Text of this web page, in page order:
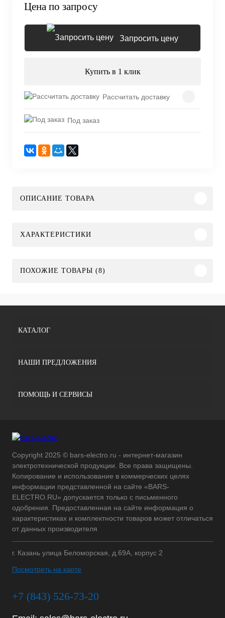
Цена по запросу
Запросить цену
Купить в 1 клик
Рассчитать доставку
Под заказ
ОПИСАНИЕ ТОВАРА
ХАРАКТЕРИСТИКИ
ПОХОЖИЕ ТОВАРЫ (8)
КАТАЛОГ
НАШИ ПРЕДЛОЖЕНИЯ
ПОМОЩЬ И СЕРВИСЫ
Copyright 2025 © bars-electro.ru - интернет-магазин
электротехнической продукции. Все права защищены.
Копирование и использование в коммерческих целях
информации представленной на сайте «BARS-
ELECTRO.RU» допускается только с письменного
одобрения. Предоставленная на сайте информация о
характеристиках и комплектности товаров может отличаться
от данных производителя
г. Казань улица Беломорская, д.69А, корпус 2
Посмотреть на карте
+7 (843) 526-73-20